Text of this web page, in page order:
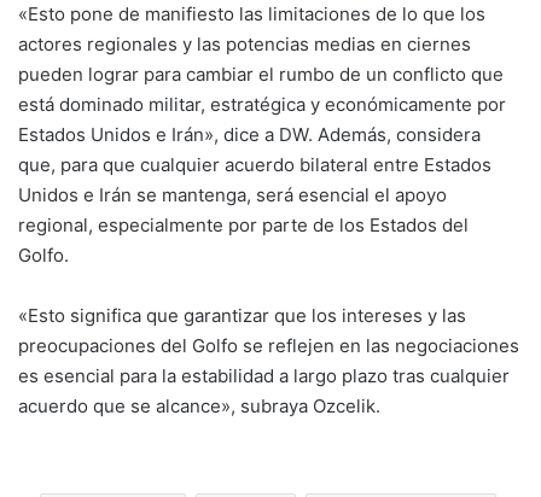
«Esto pone de manifiesto las limitaciones de lo que los
actores regionales y las potencias medias en ciernes
pueden lograr para cambiar el rumbo de un conflicto que
está dominado militar, estratégica y económicamente por
Estados Unidos e Irán», dice a DW. Además, considera
que, para que cualquier acuerdo bilateral entre Estados
Unidos e Irán se mantenga, será esencial el apoyo
regional, especialmente por parte de los Estados del
Golfo.
«Esto significa que garantizar que los intereses y las
preocupaciones del Golfo se reflejen en las negociaciones
es esencial para la estabilidad a largo plazo tras cualquier
acuerdo que se alcance», subraya Ozcelik.